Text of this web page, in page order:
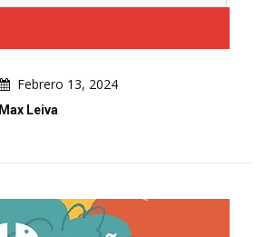
Febrero 13, 2024
Max Leiva